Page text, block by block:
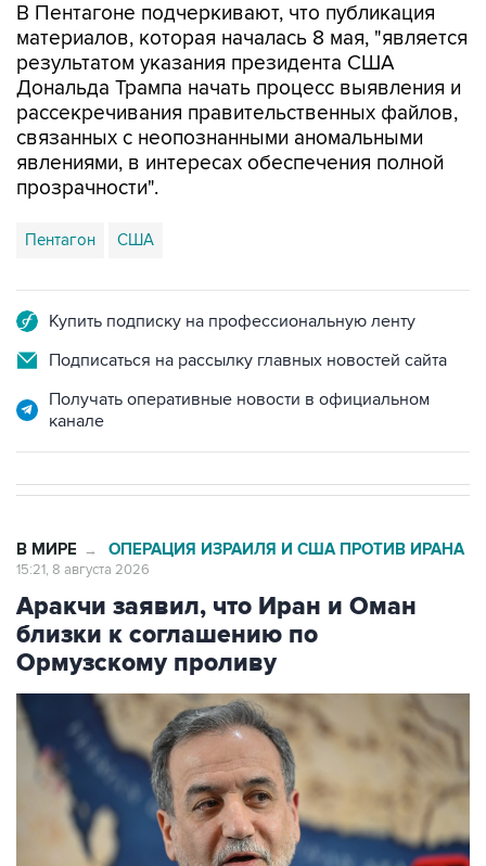
В Пентагоне подчеркивают, что публикация
материалов, которая началась 8 мая, "является
результатом указания президента США
Дональда Трампа начать процесс выявления и
рассекречивания правительственных файлов,
связанных с неопознанными аномальными
явлениями, в интересах обеспечения полной
прозрачности".
Пентагон США
Купить подписку на профессиональную ленту
Подписаться на рассылку главных новостей сайта
Получать оперативные новости в официальном
канале
В МИРЕ → ОПЕРАЦИЯ ИЗРАИЛЯ И США ПРОТИВ ИРАНА
15:21, 8 августа 2026
Аракчи заявил, что Иран и Оман
близки к соглашению по
Ормузскому проливу